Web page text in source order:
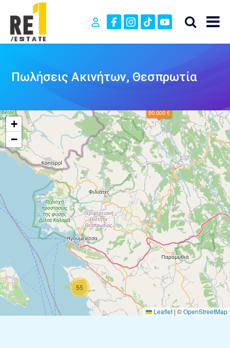
Πωλήσεις Ακινήτων, Θεσπρωτία
55
50.000 €
+
−
Leaflet | ©OpenStreetMap